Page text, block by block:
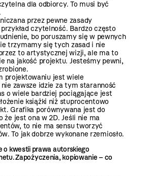
dla odbiorcy. To musi być
przez pewne zasady
czytelność. Bardzo często
bo poruszamy się w pewnych
trzymamy się tych zasad i nie
to artystycznej wizji, ale ma to
na jakość projektu. Jesteśmy pewni,
projektowaniu jest wiele
zawsze idzie za tym staranność
o wiele bardziej pociągające jest
książki niż stuprocentowo
Grafika porównywana jest do
że jest ona w 2D. Jeśli nie ma
to nie ma sensu tworzyć
To jak dobrze wykonane rzemiosło.
o kwestii prawa autorskiego
Zapożyczenia, kopiowanie – co